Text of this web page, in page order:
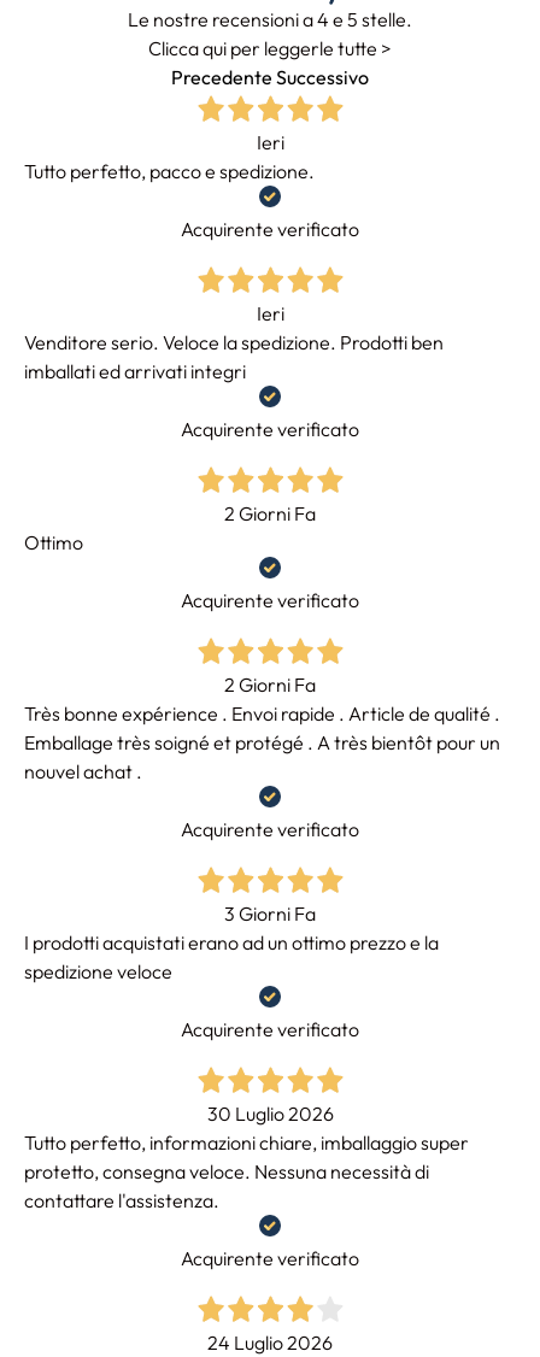
Le nostre recensioni a 4 e 5 stelle.
Clicca qui per leggerle tutte >
Precedente Successivo
Ieri
Tutto perfetto, pacco e spedizione.
Acquirente verificato
Ieri
Venditore serio. Veloce la spedizione. Prodotti ben
imballati ed arrivati integri
Acquirente verificato
2 Giorni Fa
Ottimo
Acquirente verificato
2 Giorni Fa
Très bonne expérience . Envoi rapide . Article de qualité .
Emballage très soigné et protégé . A très bientôt pour un
nouvel achat .
Acquirente verificato
3 Giorni Fa
I prodotti acquistati erano ad un ottimo prezzo e la
spedizione veloce
Acquirente verificato
30 Luglio 2026
Tutto perfetto, informazioni chiare, imballaggio super
protetto, consegna veloce. Nessuna necessità di
contattare l'assistenza.
Acquirente verificato
24 Luglio 2026